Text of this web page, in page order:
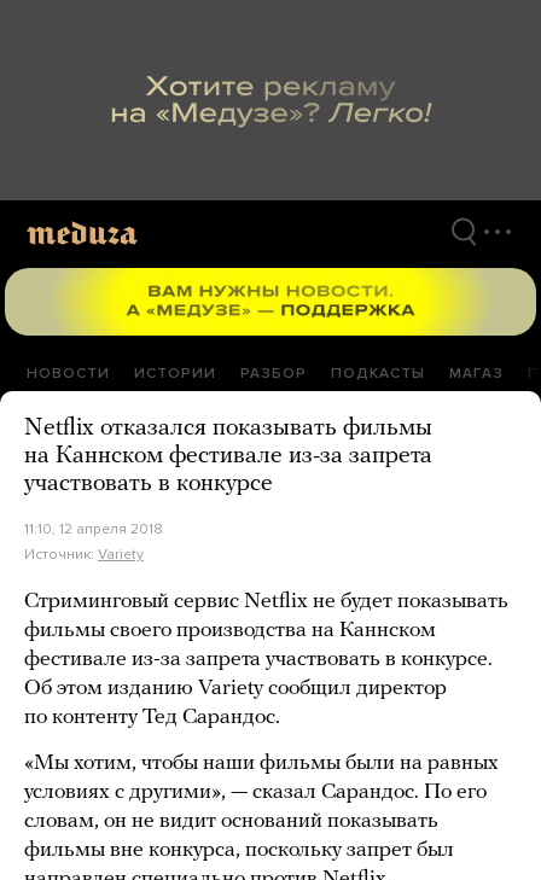
НОВОСТИ ИСТОРИИ РАЗБОР ПОДКАСТЫ МАГАЗ
Netflix отказался показывать фильмы
на Каннском фестивале из-за запрета
участвовать в конкурсе
11:10, 12 апреля 2018
Источник: Variety
Стриминговый сервис Netflix не будет показывать
фильмы своего производства на Каннском
фестивале из-за запрета участвовать в конкурсе.
Об этом изданию Variety сообщил директор
по контенту Тед Сарандос.
«Мы хотим, чтобы наши фильмы были на равных
условиях с другими», — сказал Сарандос. По его
словам, он не видит оснований показывать
фильмы вне конкурса, поскольку запрет был